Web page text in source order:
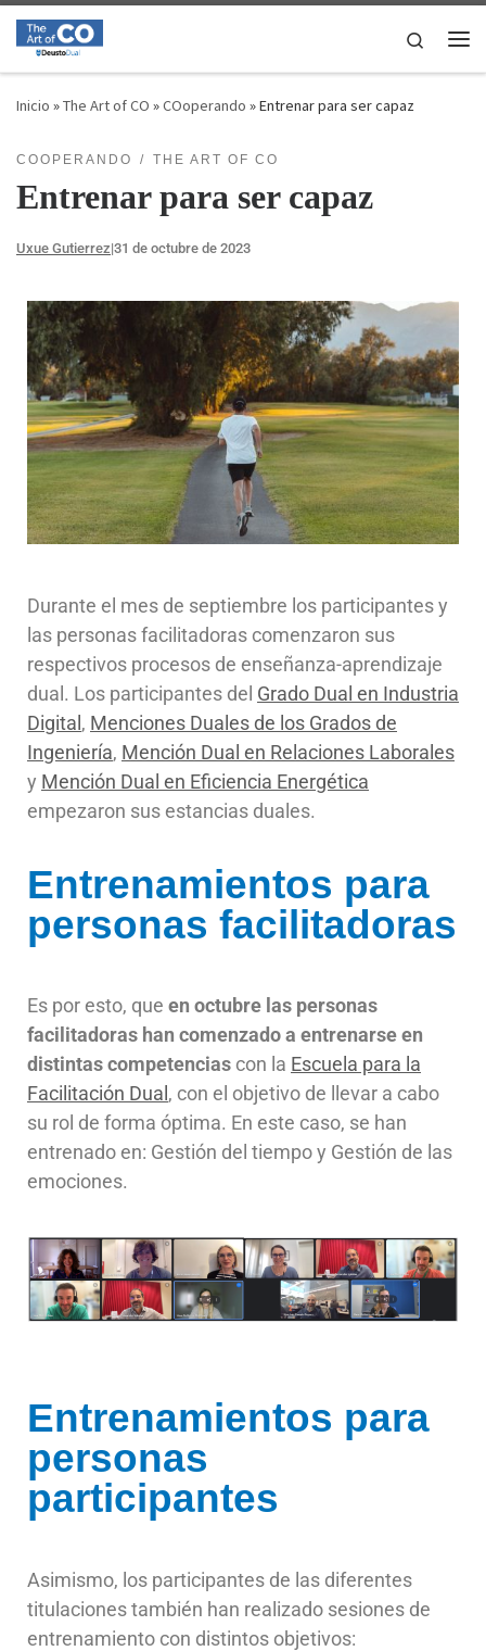
Saltar al contenido Search
Inicio »The Art of CO »COoperando »Entrenar para ser capaz
COOPERANDO THE ART OF CO
Entrenar para ser capaz
Uxue Gutierrez|31 de octubre de 2023
Durante el mes de septiembre los participantes y
las personas facilitadoras comenzaron sus
respectivos procesos de enseñanza-aprendizaje
dual. Los participantes del Grado Dual en Industria
Digital, Menciones Duales de los Grados de
Ingeniería, Mención Dual en Relaciones Laborales
y Mención Dual en Eficiencia Energética
empezaron sus estancias duales.
Entrenamientos para
personas facilitadoras
Es por esto, que en octubre las personas
facilitadoras han comenzado a entrenarse en
distintas competencias con la Escuela para la
Facilitación Dual , con el objetivo de llevar a cabo
su rol de forma óptima. En este caso, se han
entrenado en: Gestión del tiempo y Gestión de las
emociones.
Entrenamientos para
personas
participantes
Asimismo, los participantes de las diferentes
titulaciones también han realizado sesiones de
entrenamiento con distintos objetivos: